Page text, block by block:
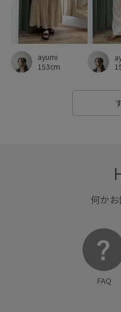
裏地付き 都会的
ayumi
153cm
何か
FAQ